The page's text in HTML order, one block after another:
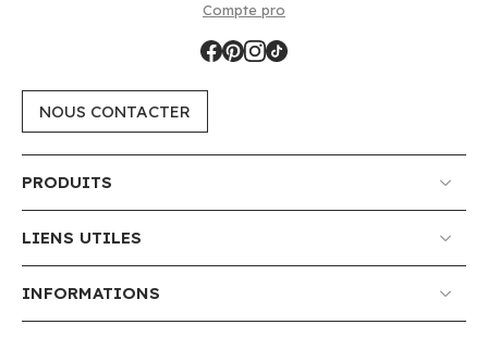
Compte pro
NOUS CONTACTER
PRODUITS
LIENS UTILES
INFORMATIONS